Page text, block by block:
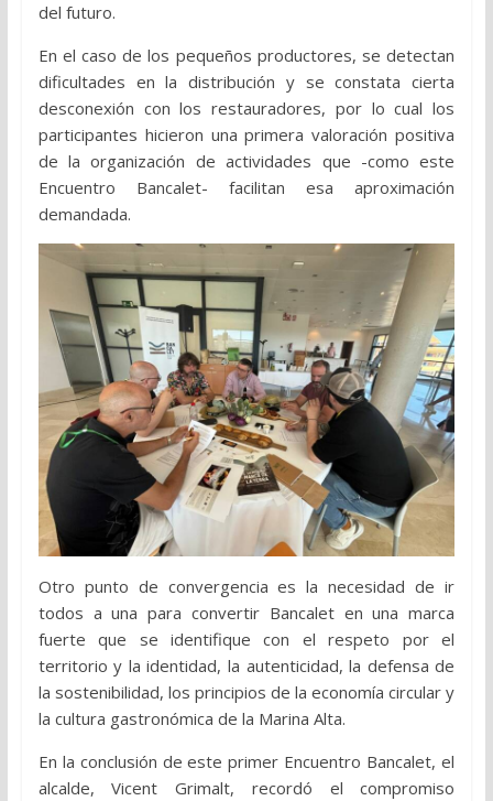
del futuro.
En el caso de los pequeños productores, se detectan
dificultades en la distribución y se constata cierta
desconexión con los restauradores, por lo cual los
participantes hicieron una primera valoración positiva
de la organización de actividades que -como este
Encuentro Bancalet- facilitan esa aproximación
demandada.
Otro punto de convergencia es la necesidad de ir
todos a una para convertir Bancalet en una marca
fuerte que se identifique con el respeto por el
territorio y la identidad, la autenticidad, la defensa de
la sostenibilidad, los principios de la economía circular y
la cultura gastronómica de la Marina Alta.
En la conclusión de este primer Encuentro Bancalet, el
alcalde, Vicent Grimalt, recordó el compromiso